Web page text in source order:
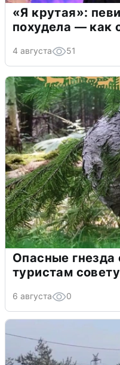
«Я крутая»:
похудела — как
4 августа 51
Опасные гнезда
туристам
6 августа 0